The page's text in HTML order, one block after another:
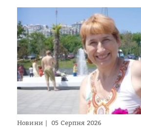
Новини 05 Серпня 2026